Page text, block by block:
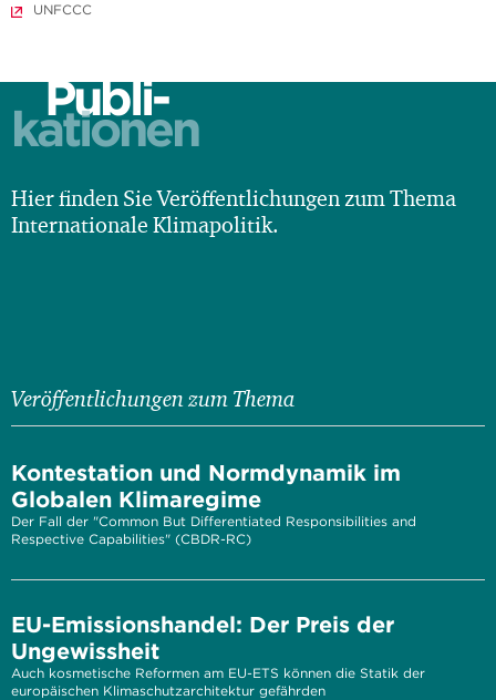
UNFCCC
Publi-
kationen
Hier finden Sie Veröffentlichungen zum Thema
Internationale Klimapolitik.
Veröffentlichungen zum Thema
Kontestation und Normdynamik im
Globalen Klimaregime
Der Fall der "Common But Differentiated Responsibilities and
Respective Capabilities" (CBDR-RC)
EU-Emissionshandel: Der Preis der
Ungewissheit
Auch kosmetische Reformen am EU-ETS können die Statik der
europäischen Klimaschutzarchitektur gefährden